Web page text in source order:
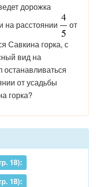
дорожка
на расстоянии
от
Савкина горка, с
вид на
останавливаться
от усадьбы
горка?
18):
18):